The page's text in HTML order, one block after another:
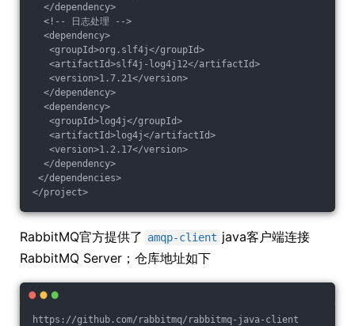
</dependency>
<!-- 日志处理 -->
<dependency>
<groupId>org.slf4j</groupId>
<artifactId>slf4j-log4j12</artifactId>
<version>1.7.21</version>
</dependency>
<dependency>
<groupId>log4j</groupId>
<artifactId>log4j</artifactId>
<version>1.2.17</version>
</dependency>
</dependencies>
</project>
RabbitMQ官方提供了 amqp-client java客户端连接
RabbitMQ Server；仓库地址如下
https://github.com/rabbitmq/rabbitmq-java-client